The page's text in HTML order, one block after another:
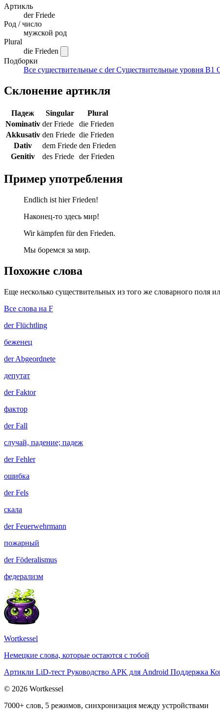
Артикль
derFriede
Род / число
мужской род
Plural
die Frieden
Подборки
Все существительные с derСуществительные уровня B1
Склонение артикля
Падеж Singular
Plural
Nominativ der Friede
die Frieden
Akkusativ den Friede die Frieden
Dativ
dem Friede den Frieden
Genitiv
des Friede der Frieden
Пример употребления
Endlich ist hier Frieden!
Наконец-то здесь мир!
Wir kämpfen für den Frieden.
Мы боремся за мир.
Похожие слова
Еще несколько существительных из того же словарного поля
Все слова на F
derFlüchtling
беженец
derAbgeordnete
депутат
derFaktor
фактор
derFall
случай, падение; падеж
derFehler
ошибка
derFels
скала
derFeuerwehrmann
пожарный
derFöderalismus
федерализм
Wortkessel
Немецкие слова, которые остаются с тобой
Артикли LiD-тест Руководство APK для Android Поддержка
© 2026 Wortkessel
7000+ слов, 5 режимов, синхронизация между устройствами